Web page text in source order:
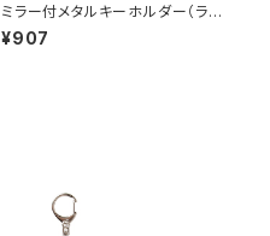
ミラー付メタルキーホルダー（ラウ
ンド） マットシルバー MG
¥907